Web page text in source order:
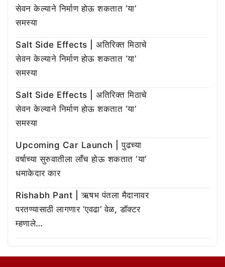
सेवन केल्याने निर्माण होऊ शकतात ‘या’
समस्या
Salt Side Effects | अतिरिक्त मिठाचे
सेवन केल्याने निर्माण होऊ शकतात ‘या’
समस्या
Salt Side Effects | अतिरिक्त मिठाचे
सेवन केल्याने निर्माण होऊ शकतात ‘या’
समस्या
Upcoming Car Launch | पुढच्या
वर्षाच्या सुरुवातीला लाँच होऊ शकतात ‘या’
धमाकेदार कार
Rishabh Pant | ऋषभ पंतला मैदानावर
परतण्यासाठी लागणार ‘एवढा’ वेळ, डॉक्टर
म्हणाले…